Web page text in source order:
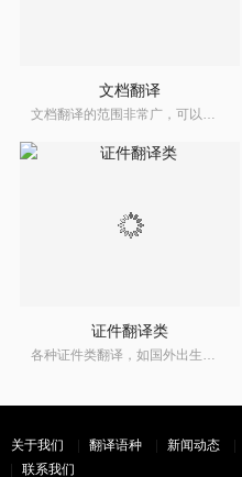
文档翻译
文档翻译的范围非常广，可以说是除了笔译范畴内的证件翻译外的所有翻译的总称。大连信雅达翻译公司是老牌的大连翻译公司，在证件翻译的框架内，提供各个领域的翻译服务。
证件翻译类
各种证件类翻译，如国外出生证明翻译，国外驾照翻译，护照翻译等都在证件翻译类的范畴内。
关于我们 翻译语种 新闻动态
联系我们